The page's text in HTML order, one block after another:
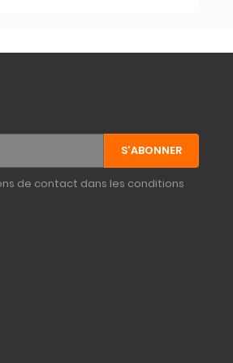
de contact dans les conditions